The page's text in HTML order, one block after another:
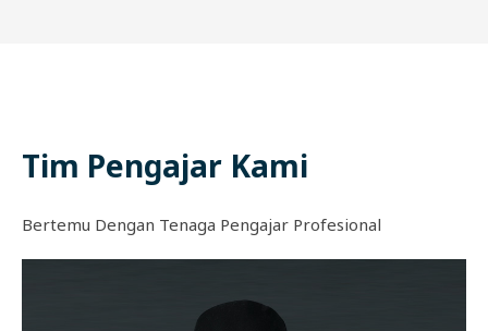
Tim Pengajar Kami
Bertemu Dengan Tenaga Pengajar Profesional